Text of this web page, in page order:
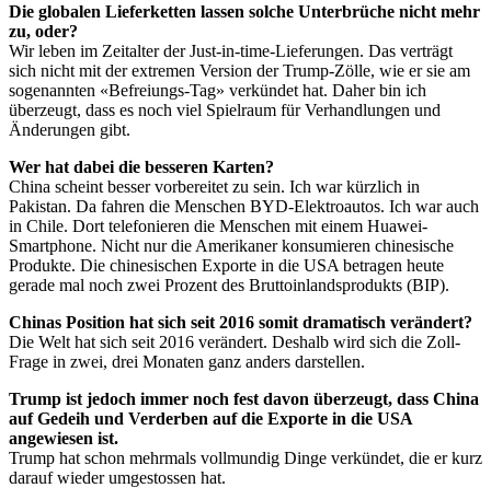
Die globalen Lieferketten lassen solche Unterbrüche nicht mehr
zu, oder?
Wir leben im Zeitalter der Just-in-time-Lieferungen. Das verträgt
sich nicht mit der extremen Version der Trump-Zölle, wie er sie am
sogenannten «Befreiungs-Tag» verkündet hat. Daher bin ich
überzeugt, dass es noch viel Spielraum für Verhandlungen und
Änderungen gibt.
Wer hat dabei die besseren Karten?
China scheint besser vorbereitet zu sein. Ich war kürzlich in
Pakistan. Da fahren die Menschen BYD-Elektroautos. Ich war auch
in Chile. Dort telefonieren die Menschen mit einem Huawei-
Smartphone. Nicht nur die Amerikaner konsumieren chinesische
Produkte. Die chinesischen Exporte in die USA betragen heute
gerade mal noch zwei Prozent des Bruttoinlandsprodukts (BIP).
Chinas Position hat sich seit 2016 somit dramatisch verändert?
Die Welt hat sich seit 2016 verändert. Deshalb wird sich die Zoll-
Frage in zwei, drei Monaten ganz anders darstellen.
Trump ist jedoch immer noch fest davon überzeugt, dass China
auf Gedeih und Verderben auf die Exporte in die USA
angewiesen ist.
Trump hat schon mehrmals vollmundig Dinge verkündet, die er kurz
darauf wieder umgestossen hat.